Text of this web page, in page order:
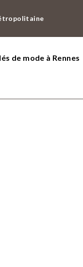
de mode à Rennes